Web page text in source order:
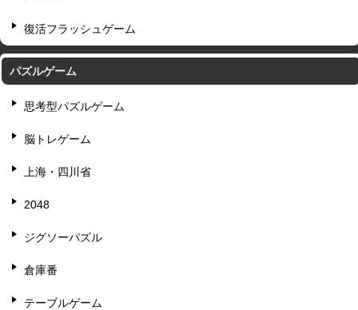
復活フラッシュゲーム
パズルゲーム
思考型パズルゲーム
脳トレゲーム
上海・四川省
2048
ジグソーパズル
倉庫番
テーブルゲーム